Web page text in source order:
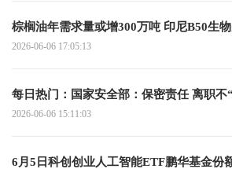
棕榈油年需求量或增300万吨 印尼B50生
2026-06-06 17:05:13
每日热门：国家安全部：保密责任 离职不
2026-06-06 15:11:03
6月5日科创创业人工智能ETF鹏华基金份